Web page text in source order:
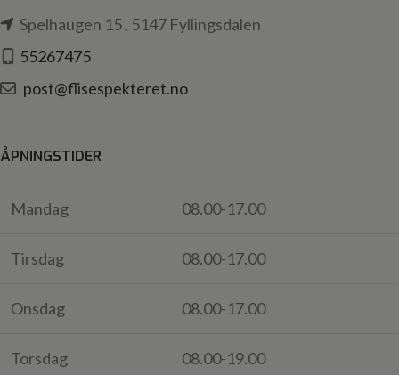
Spelhaugen 15 , 5147 Fyllingsdalen
55267475
post@flisespekteret.no
ÅPNINGSTIDER
Mandag 08.00-17.00
Tirsdag 08.00-17.00
Onsdag 08.00-17.00
Torsdag 08.00-19.00